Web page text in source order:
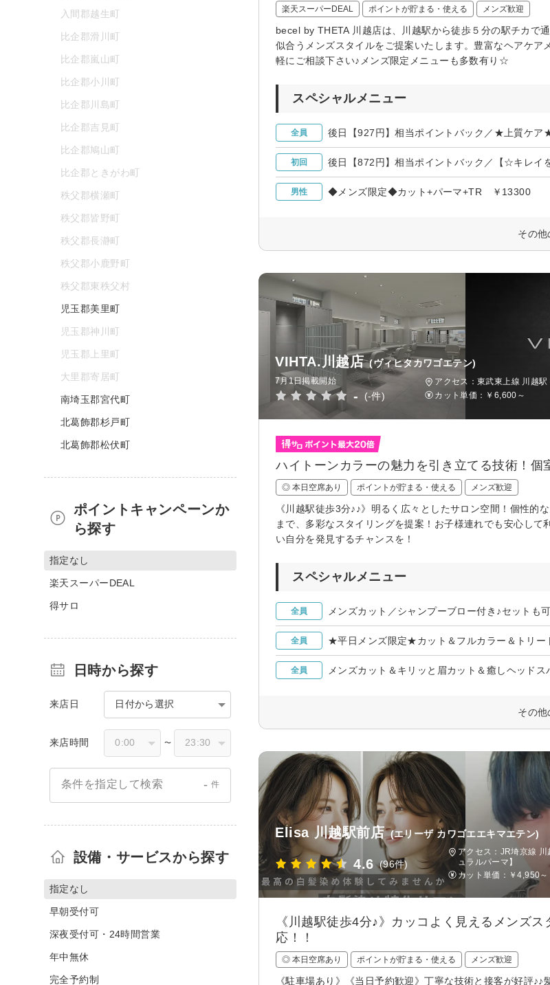
楽天スーパーDEAL ポイントが貯まる・使える メンズ歓迎
becel by THETA 川越店は、川越駅から徒歩５分の駅チカで
似合うメンズスタイルをご提案いたします。豊富なヘアケ
軽にご相談下さい♪メンズ限定メニューも多数有り☆
スペシャルメニュー
全員
初回
男性 ◆メンズ限定◆カット+パーマ+TR ￥13300
その他
VIHTA.川越店 (ヴィヒタカワゴエテン)
7月1日掲載開始
- (-件)
アクセス：東武東上線 川越駅
カット単価： ￥6,600～
ハイトーンカラーの魅力を引き立てる技術！個
◎ 本日空席あり ポイントが貯まる・使える メンズ歓迎
《川越駅徒歩3分♪♪》明るく広々としたサロン空間！個性
まで、多彩なスタイリングを提案！お子様連れでも安心し
い自分を発見するチャンスを！
スペシャルメニュー
全員 メンズカット／シャンプーブロー付き♪セットも
全員 ★平日メンズ限定★カット＆フルカラー＆トリー
全員 メンズカット＆キリッと眉カット＆癒しヘッドス
その他
Elisa 川越駅前店 (エリーザ カワゴエエキマエテン)
4.6 (96件)
アクセス：JR埼京線
ュラルパーマ】
カット単価： ￥4,950～
《川越駅徒歩4分♪》カッコよく見えるメンズ
応！！
◎ 本日空席あり ポイントが貯まる・使える メンズ歓迎
《駐車場あり》《当日予約歓迎》丁寧な技術と接客が好評
入間郡越生町
比企郡滑川町
比企郡嵐山町
比企郡小川町
比企郡川島町
比企郡吉見町
比企郡鳩山町
比企郡ときがわ町
秩父郡横瀬町
秩父郡皆野町
秩父郡長瀞町
秩父郡小鹿野町
秩父郡東秩父村
児玉郡美里町
児玉郡神川町
児玉郡上里町
大里郡寄居町
南埼玉郡宮代町
北葛飾郡杉戸町
北葛飾郡松伏町
ポイントキャンペーンか
ら探す
指定なし
楽天スーパーDEAL
得サロ
日時から探す
来店日 日付から選択
来店時間 〜
条件を指定して検索 - 件
設備・サービスから探す
指定なし
早朝受付可
深夜受付可・24時間営業
年中無休
完全予約制